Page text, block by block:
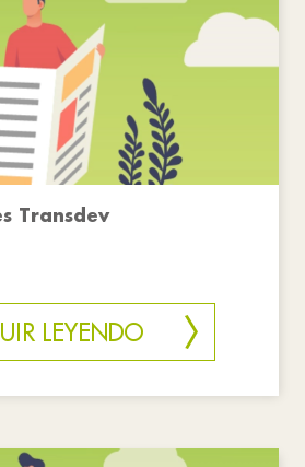
Transdev
LEYENDO